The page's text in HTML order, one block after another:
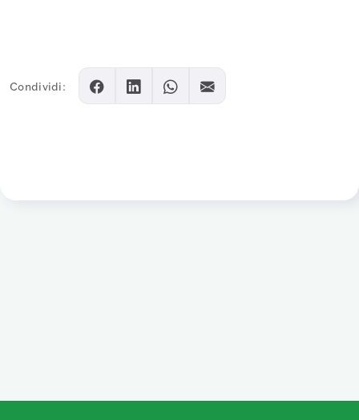
Condividi: